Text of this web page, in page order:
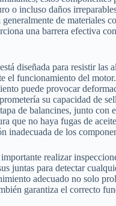
o incluso daños
generalmente de materiales
una barrera efectiva
diseñada para resistir las
el funcionamiento del
puede provocar
su capacidad de
de balancines, junto con
que no haya fugas de
inadecuada de los
realizar
juntas para detectar
adecuado no solo
garantiza el correcto